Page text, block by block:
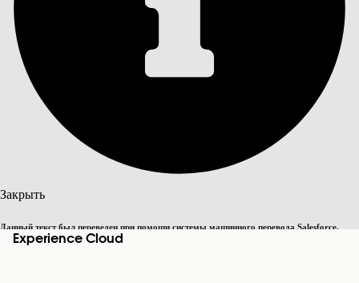
Закрыть
Данный текст был переведен при помощи системы машинного перевода Salesforce.
Дополнительные сведения см.
Experience Cloud